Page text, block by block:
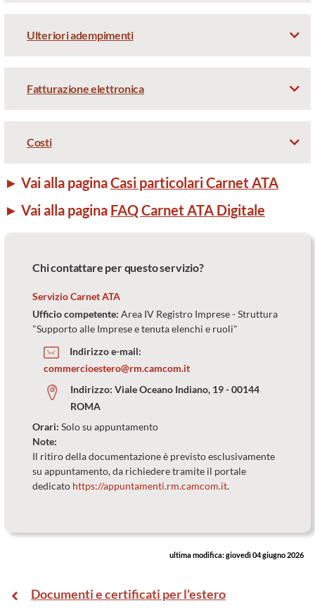
Ulteriori adempimenti
Fatturazione elettronica
Costi
► Vai alla paginaCasi particolari Carnet ATA
► Vai alla pagina FAQ Carnet ATA Digitale
Chi contattare per questo servizio?
Servizio Carnet ATA
Ufficio competente: Area IV Registro Imprese - Struttura
"Supporto alle Imprese e tenuta elenchi e ruoli"
Indirizzo e-mail:
commercioestero@rm.camcom.it
Indirizzo:Viale Oceano Indiano, 19 - 00144
ROMA
Orari: Solo su appuntamento
Note:
Il ritiro della documentazione è previsto esclusivamente
su appuntamento, da richiedere tramite il portale
dedicato https://appuntamenti.rm.camcom.it.
ultima modifica:giovedì 04 giugno 2026
Documenti e certificati per l'estero